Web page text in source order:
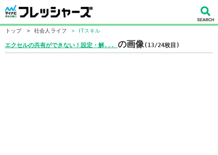
トップ > 社会人ライフ > ITスキル
エクセルの共有ができない！設定・解... の画像(13/24枚目)